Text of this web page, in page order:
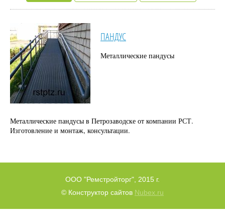
ПАНДУС
Металлические пандусы
Металлические пандусы в Петрозаводске от компании РСТ.
Изготовление и монтаж, консультации.
ООО "Ремстройторг", 2015 г.
© Конструктор сайтов Nubex.ru